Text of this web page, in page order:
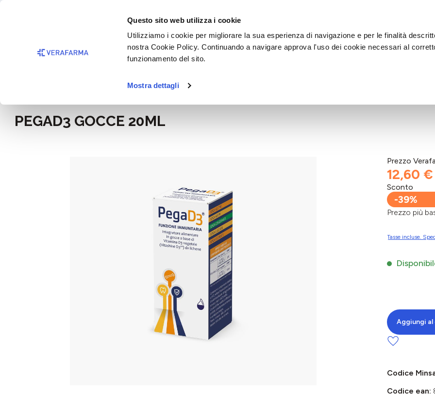
Questo sito web utilizza i cookie
Utilizziamo i cookie per migliorare la sua esperienza di navigazione e per le finalità
nostra Cookie Policy. Continuando a navigare approva l'uso dei cookie necessari al
funzionamento del sito.
Mostra dettagli
Passa alla navigazione principale
Alimentazione e integratori
PEGAD3 GOCCE 20ML
Prezzo
12,60 €
Sconto
-39%
Prezzo più
Tasse incluse.
Aggiungi al
Codice
Codice ean: